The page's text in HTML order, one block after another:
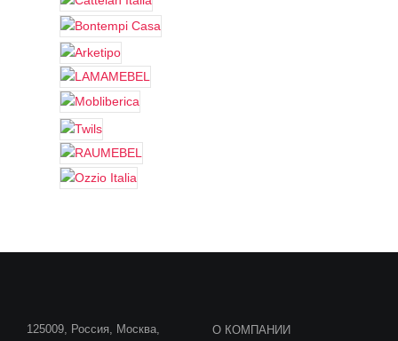
125009, Россия, Москва,
О КОМПАНИИ